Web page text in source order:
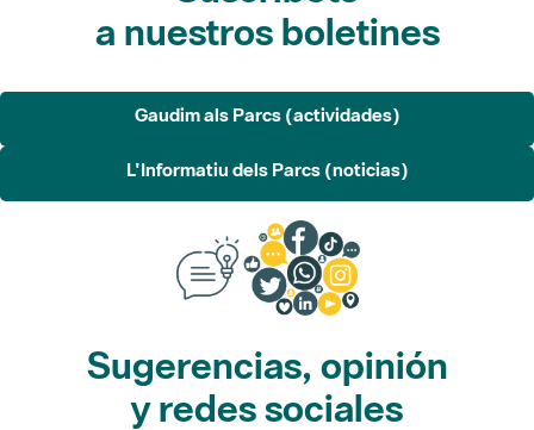
Gaudim als Parcs (actividades)
Sugerencias, opinión
y redes sociales
Sugerencias